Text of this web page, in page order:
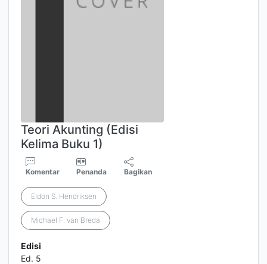
Teori Akunting (Edisi
Kelima Buku 1)
Komentar Penanda Bagikan
Eldon S. Hendriksen
Michael F. van Breda
Edisi
Ed. 5